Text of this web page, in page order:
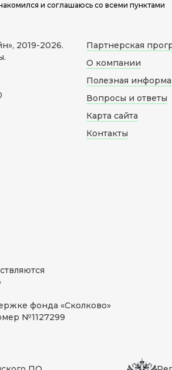
и соглашаюсь со всеми пунктами
2019-2026.
Партнерская
О компании
Полезная
Вопросы и ответы
Карта сайта
Контакты
фонда «Сколково»
№1127299